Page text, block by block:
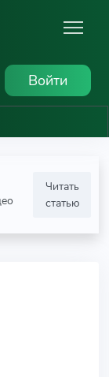
Войти
Читать
статью